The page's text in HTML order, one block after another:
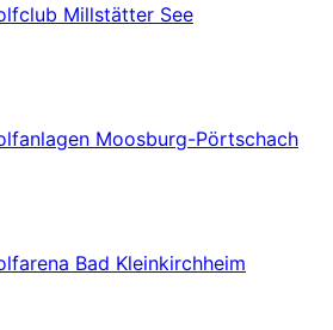
Millstätter See
Moosburg-Pörtschach
Bad Kleinkirchheim